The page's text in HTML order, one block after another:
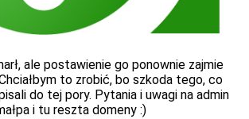
ale postawienie go ponownie zajmie
to zrobić, bo szkoda tego, co
do tej pory. Pytania i uwagi na admin
i tu reszta domeny :)